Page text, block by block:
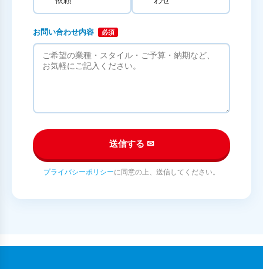
お問い合わせ内容 必須
送信する ✉
プライバシーポリシーに同意の上、送信してください。